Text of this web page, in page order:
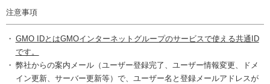
注意事項
GMO IDとはGMOインターネットグループのサービスで使える共通ID
です。
弊社からの案内メール（ユーザー登録完了、ユーザー情報変更、ドメ
イン更新、サーバー更新等）で、ユーザー名と登録メールアドレスが